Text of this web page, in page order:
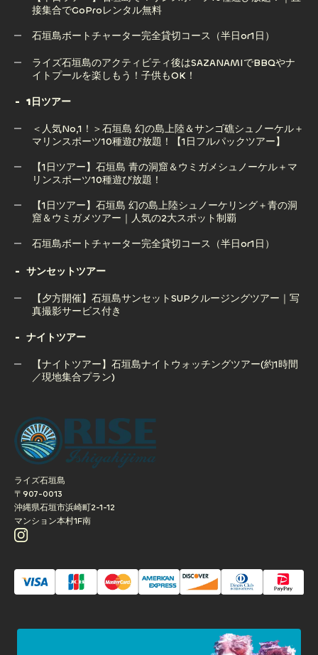
石垣島サップ（SUP）ツアー｜透明な海で楽しむ絶景アクテ
接集合でGoProレンタル無料
接集合でGoProレンタル無料
石垣島ボートチャーター完全貸切コース（半日or1日）
石垣島ボートチャーター完全貸切コース（半日or1日）
ライズ石垣島のアクティビティ後はSAZANAMIでBBQやナ
イトプールを楽しもう！子供もOK！
イトプールを楽しもう！子供もOK！
1日ツアー
＜人気No,1！＞石垣島 幻の島上陸＆サンゴ礁シュノーケル＋
マリンスポーツ10種遊び放題！【1日フルパックツアー】
＜人気No,1！＞石垣島 幻の島上陸＆サンゴ礁シュノーケル＋
【1日ツアー】石垣島 青の洞窟＆ウミガメシュノーケル＋マ
リンスポーツ10種遊び放題！
【1日ツアー】石垣島 青の洞窟＆ウミガメシュノーケル＋マ
【1日ツアー】石垣島 幻の島上陸シュノーケリング＋青の洞
窟＆ウミガメツアー｜人気の2大スポット制覇
窟＆ウミガメツアー｜人気の2大スポット制覇
石垣島ボートチャーター完全貸切コース（半日or1日）
石垣島ボートチャーター完全貸切コース（半日or1日）
サンセットツアー
【夕方開催】石垣島サンセットSUPクルージングツアー｜写
真撮影サービス付き
【夕方開催】石垣島サンセットSUPクルージングツアー｜写
ナイトツアー
【ナイトツアー】石垣島ナイトウォッチングツアー(約1時間
／現地集合プラン)
／現地集合プラン)
ライズ石垣島
〒907-0013
沖縄県石垣市浜崎町2-1-12
マンション本村1F南